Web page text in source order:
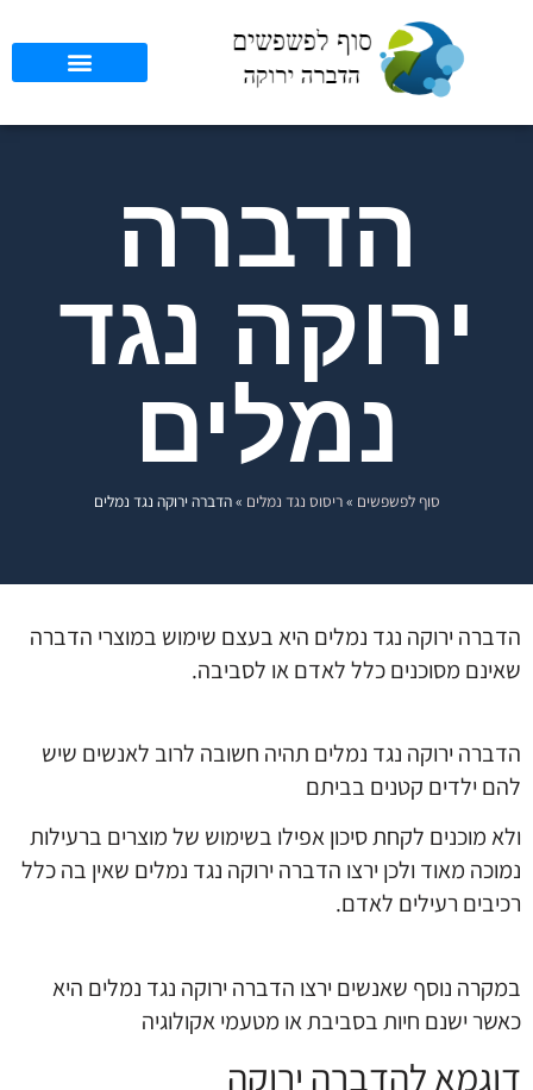
הדברה
ירוקה נגד
נמלים
סוף לפשפשים »ריסוס נגד נמלים »הדברה ירוקה נגד נמלים
הדברה ירוקה נגד נמלים היא בעצם שימוש במוצרי הדברה
שאינם מסוכנים כלל לאדם או לסביבה.
הדברה ירוקה נגד נמלים תהיה חשובה לרוב לאנשים שיש
להם ילדים קטנים בביתם
ולא מוכנים לקחת סיכון אפילו בשימוש של מוצרים ברעילות
נמוכה מאוד ולכן ירצו הדברה ירוקה נגד נמלים שאין בה כלל
רכיבים רעילים לאדם.
במקרה נוסף שאנשים ירצו הדברה ירוקה נגד נמלים היא
כאשר ישנם חיות בסביבת או מטעמי אקולוגיה
דוגמא להדברה ירוקה